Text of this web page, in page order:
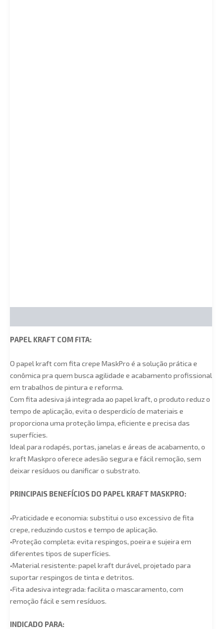
PAPEL KRAFT COM FITA:
O papel kraft com fita crepe MaskPro é a solução prática e
conômica pra quem busca agilidade e acabamento profissional
em trabalhos de pintura e reforma.
Com fita adesiva já integrada ao papel kraft, o produto reduz o
tempo de aplicação, evita o desperdicío de materiais e
proporciona uma proteção limpa, eficiente e precisa das
superfícies.
Ideal para rodapés, portas, janelas e áreas de acabamento, o
kraft Maskpro oferece adesão segura e fácil remoção, sem
deixar resíduos ou danificar o substrato.
PRINCIPAIS BENEFÍCIOS DO PAPEL KRAFT MASKPRO:
•Praticidade e economia: substitui o uso excessivo de fita
crepe, reduzindo custos e tempo de aplicação.
•Proteção completa: evita respingos, poeira e sujeira em
diferentes tipos de superfícies.
•Material resistente: papel kraft durável, projetado para
suportar respingos de tinta e detritos.
•Fita adesiva integrada: facilita o mascaramento, com
remoção fácil e sem resíduos.
INDICADO PARA: